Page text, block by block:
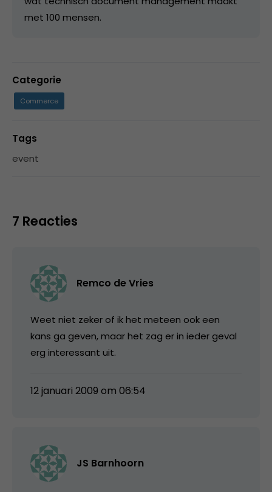
met 100 mensen.
Categorie
Commerce
Tags
event
7 Reacties
Remco de Vries
Weet niet zeker of ik het meteen ook een
kans ga geven, maar het zag er in ieder geval
erg interessant uit.
12 januari 2009 om 06:54
JS Barnhoorn